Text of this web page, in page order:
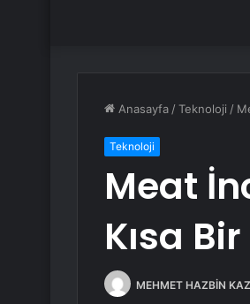
Anasayfa /Teknoloji /
Teknoloji
Meat
Kısa
MEHMET HAZBİN